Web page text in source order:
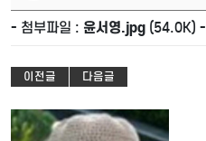
- 첨부파일 : 윤서영.jpg (54.0K) -
이전글 다음글